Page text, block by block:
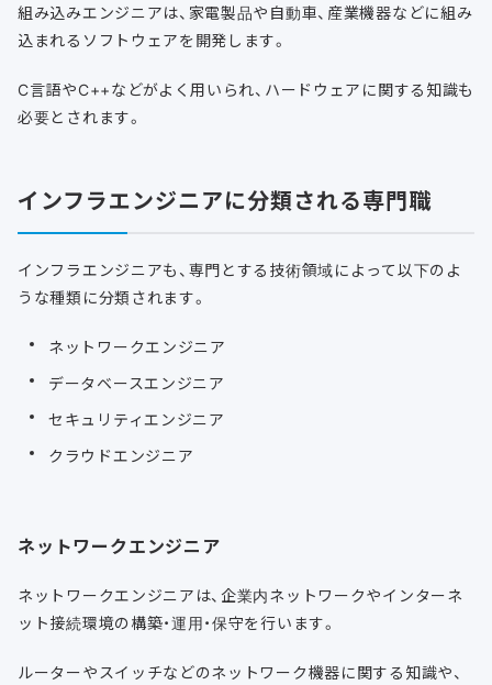
組み込みエンジニアは、家電製品や自動車、産業機器などに組み
込まれるソフトウェアを開発します。
C言語やC++などがよく用いられ、ハードウェアに関する知識も
必要とされます。
インフラエンジニアに分類される専門職
インフラエンジニアも、専門とする技術領域によって以下のよ
うな種類に分類されます。
ネットワークエンジニア
データベースエンジニア
セキュリティエンジニア
クラウドエンジニア
ネットワークエンジニア
ネットワークエンジニアは、企業内ネットワークやインターネ
ット接続環境の構築・運用・保守を行います。
ルーターやスイッチなどのネットワーク機器に関する知識や、